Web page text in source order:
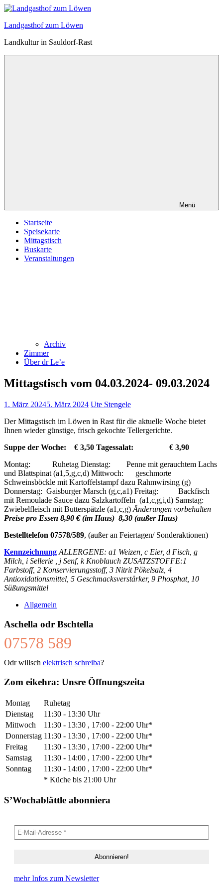
Zum
springen
Landgasthof zum Löwen
Landkultur in Sauldorf-Rast
Menü
Startseite
Speisekarte
Mittagstisch
Buskarte
Veranstaltungen
Archiv
Zimmer
Über dr Le’e
Mittagstisch vom 04.03.2024- 09.03.2024
1. März 20245. März 2024 Ute Stengele
Der Mittagstisch im Löwen in Rast für die aktuelle Woche bietet
Ihnen wieder günstige, frisch gekochte Tellergerichte.
Suppe der Woche:
€ 3,50 Tagessalat: € 3,90
Montag: Ruhetag Dienstag: Penne mit gerauchtem Lachs
und Blattspinat (a1,5,g,c,d) Mittwoch: geschmorte
Schweinsböckle mit Kartoffelstampf dazu Rahmwirsing (g)
Donnerstag: Gaisburger Marsch (g,c,a1) Freitag: Backfisch
mit Remoulade Sauce dazu Salzkartoffeln (a1,c,g,i,d) Samstag:
Zwiebelfleisch mit Butterspätzle (a1,c,g) Änderungen vorbehalten
Preise pro Essen 8,90 € (im Haus) 8,30 (außer Haus)
Bestelltelefon 07578/589, (außer an Feiertagen/ Sonderaktionen)
Kennzeichnung ALLERGENE: a1 Weizen, c Eier, d Fisch, g
Milch, i Sellerie , j Senf, k Knoblauch ZUSATZSTOFFE:1
Farbstoff, 2 Konservierungsstoff, 3 Nitrit Pökelsalz, 4
Antioxidationsmittel, 5 Geschmacksverstärker, 9 Phosphat, 10
Süßungsmittel
Allgemein
Aschella odr Bschtella
07578 589
Odr willsch elektrisch schreiba?
Zom eikehra: Unsre Öffnungszeita
Montag
Ruhetag
Dienstag
11:30 - 13:30 Uhr
Mittwoch
11:30 - 13:30 , 17:00 - 22:00 Uhr*
Donnerstag 11:30 - 13:30 , 17:00 - 22:00 Uhr*
Freitag
11:30 - 13:30 , 17:00 - 22:00 Uhr*
Samstag
11:30 - 14:00 , 17:00 - 22:00 Uhr*
Sonntag
11:30 - 14:00 , 17:00 - 22:00 Uhr*
* Küche bis 21:00 Uhr
S’Wochablättle abonniera
mehr Infos zum Newsletter